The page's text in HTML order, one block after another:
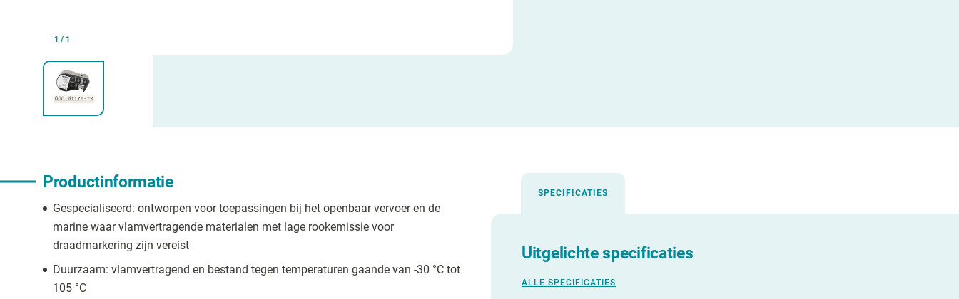
1 / 1
Productinformatie
Gespecialiseerd: ontworpen voor toepassingen bij het openbaar vervoer en de
marine waar vlamvertragende materialen met lage rookemissie voor
draadmarkering zijn vereist
Duurzaam: vlamvertragend en bestand tegen temperaturen gaande van -30 °C tot
105 °C
SPECIFICATIES
Uitgelichte specificaties
ALLE SPECIFICATIES